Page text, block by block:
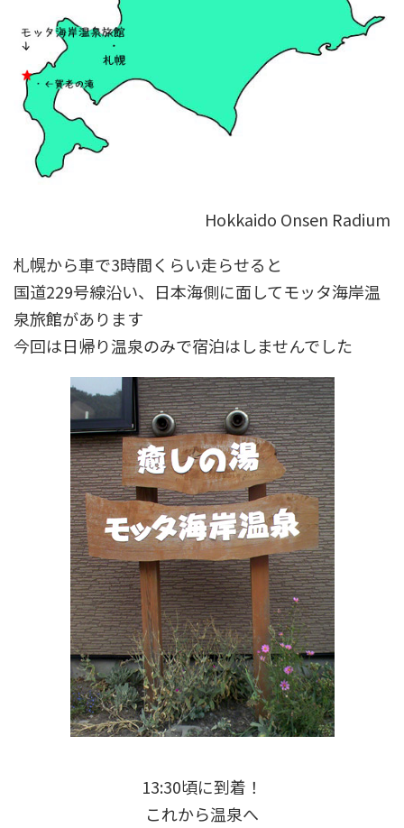
Hokkaido Onsen Radium
札幌から車で3時間くらい走らせると
国道229号線沿い、日本海側に面してモッタ海岸温
泉旅館があります
今回は日帰り温泉のみで宿泊はしませんでした
13:30頃に到着！
これから温泉へ